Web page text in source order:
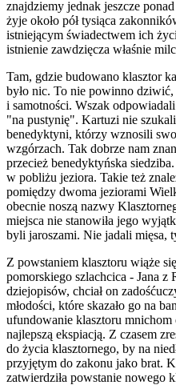
znajdziemy jednak jeszcze
żyje około pół tysiąca
istniejącym świadectwem ich
istnienie zawdzięcza właśnie
Tam, gdzie budowano klasztor
było nic. To nie powinno
i samotności. Wszak
"na pustynię". Kartuzi nie
benedyktyni, którzy wznosili
wzgórzach. Tak dobrze nam
przecież benedyktyńska
w pobliżu jeziora. Takie też
pomiędzy dwoma jeziorami
obecnie noszą nazwy
miejsca nie stanowiła jego
byli jaroszami. Nie jadali mięsa,
Z powstaniem klasztoru wiąże
pomorskiego szlachcica - Jana z
dziejopisów, chciał on
młodości, które skazało go na
ufundowanie klasztoru
najlepszą ekspiacją. Z czasem
do życia klasztornego, by na
przyjętym do zakonu jako brat.
zatwierdziła powstanie nowego